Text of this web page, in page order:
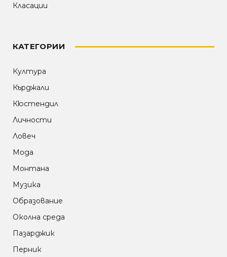
Класации
КАТЕГОРИИ
Култура
Кърджали
Кюстендил
Личности
Ловеч
Мода
Монтана
Музика
Образование
Околна среда
Пазарджик
Перник